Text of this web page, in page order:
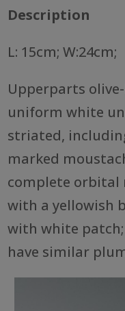
Description
L: 15cm; W:24cm;
Upperparts
uniform white
striated,
marked
complete orbital
with a yellowish
with white patch;
have similar